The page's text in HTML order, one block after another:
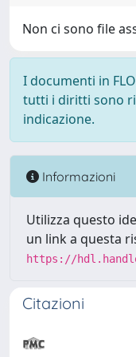
Non ci sono file
I documenti in
tutti i diritti sono
indicazione.
Informazioni
Utilizza questo
un link a questa
https://
Citazioni